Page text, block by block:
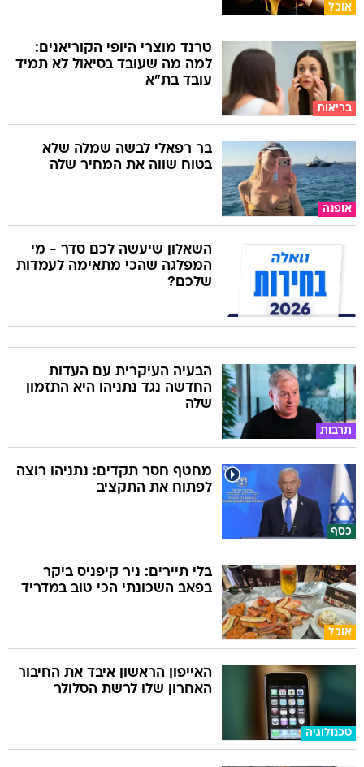
אוכל
בריאות
טרנד מוצרי היופי הקוריאנים:
למה מה שעובד בסיאול לא תמיד
עובד בת"א
אופנה
בר רפאלי לבשה שמלה שלא
בטוח שווה את המחיר שלה
השאלון שיעשה לכם סדר - מי
המפלגה שהכי מתאימה לעמדות
שלכם?
תרבות
הבעיה העיקרית עם העדות
החדשה נגד נתניהו היא התזמון
שלה
כסף
מחטף חסר תקדים: נתניהו רוצה
לפתוח את התקציב
אוכל
בלי תיירים: ניר קיפניס ביקר
בפאב השכונתי הכי טוב במדריד
טכנולוגיה
האייפון הראשון איבד את החיבור
האחרון שלו לרשת הסלולר